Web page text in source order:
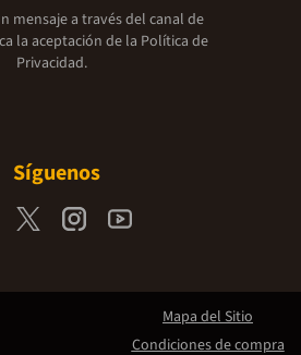
mensaje a través del canal de
la aceptación de la Política de
Privacidad.
Síguenos
Mapa del Sitio
Condiciones de compra